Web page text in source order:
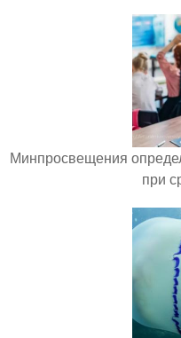
Минпросвещения
при